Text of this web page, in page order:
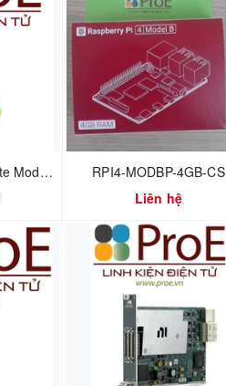
Raspberry Pi Compute Module 4, with 2GB RAM, 32GB eMMC, BCM2711, ARM Cortex-A72
RPI4-MODBP-4GB-CS
Liên hệ